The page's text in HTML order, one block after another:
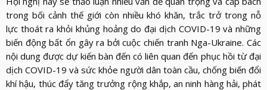
trong bối cảnh thế giới còn nhiều khó khăn, trắc trở trong nỗ
lực thoát ra khỏi khủng hoảng do đại dịch COVID-19 và những
biến động bất ổn gây ra bởi cuộc chiến tranh Nga-Ukraine. Các
nội dung được dự kiến bàn đến có liên quan đến phục hồi từ đại
dịch COVID-19 và sức khỏe người dân toàn cầu, chống biến đổi
khí hậu, thúc đẩy tăng trưởng rộng khắp, an ninh hàng hải, phát